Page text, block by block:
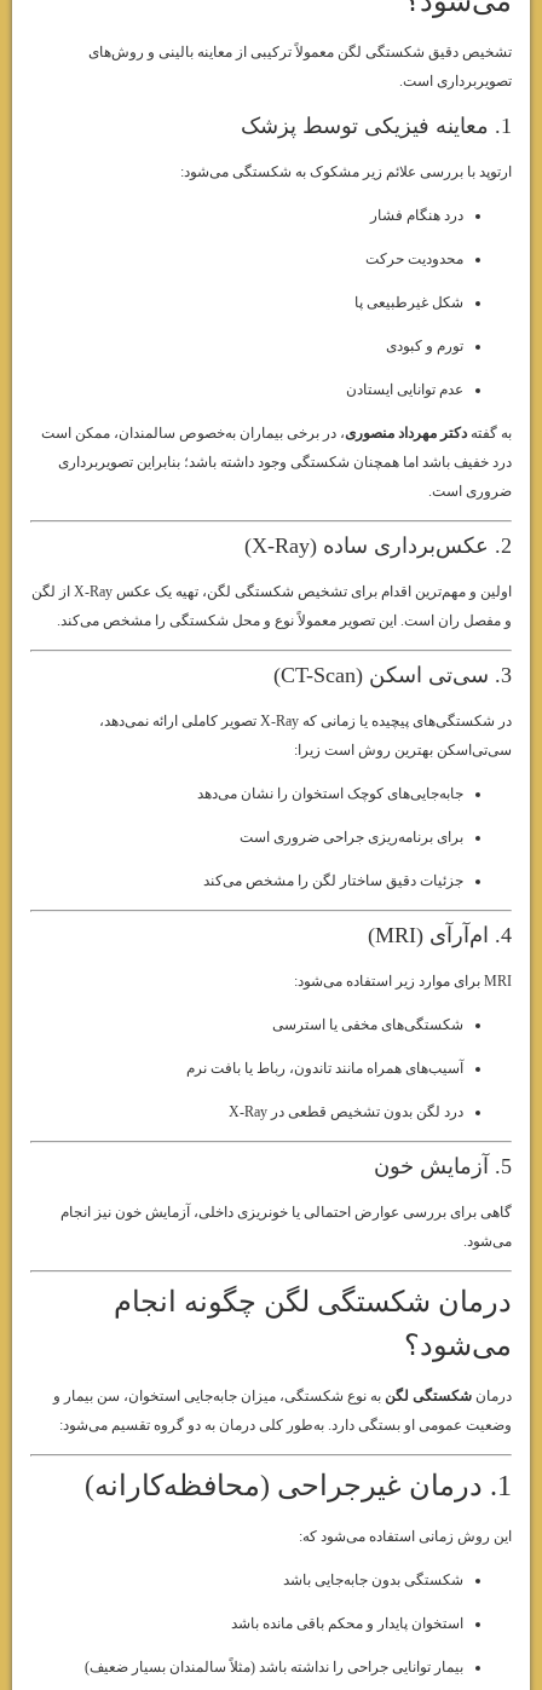
تشخیص دقیق شکستگی لگن معمولاً ترکیبی از معاینه بالینی و روش‌های
تصویربرداری است.
1. معاینه فیزیکی توسط پزشک
ارتوپد با بررسی علائم زیر مشکوک به شکستگی می‌شود:
درد هنگام فشار
محدودیت حرکت
شکل غیرطبیعی پا
تورم و کبودی
عدم توانایی ایستادن
به گفتهدکتر مهرداد منصوری، در برخی بیماران به‌خصوص سالمندان، ممکن است
درد خفیف باشد اما همچنان شکستگی وجود داشته باشد؛ بنابراین تصویربرداری
ضروری است.
2. عکس‌برداری ساده (X-Ray)
اولین و مهم‌ترین اقدام برای تشخیص شکستگی لگن، تهیه یک عکس X-Ray از لگن
و مفصل ران است. این تصویر معمولاً نوع و محل شکستگی را مشخص می‌کند.
3. سی‌تی اسکن (CT-Scan)
در شکستگی‌های پیچیده یا زمانی که X-Ray تصویر کاملی ارائه نمی‌دهد،
سی‌تی‌اسکن بهترین روش است زیرا:
جابه‌جایی‌های کوچک استخوان را نشان می‌دهد
برای برنامه‌ریزی جراحی ضروری است
جزئیات دقیق ساختار لگن را مشخص می‌کند
4. ام‌آرآی (MRI)
MRI برای موارد زیر استفاده می‌شود:
شکستگی‌های مخفی یا استرسی
آسیب‌های همراه مانند تاندون، رباط یا بافت نرم
درد لگن بدون تشخیص قطعی در X-Ray
5. آزمایش خون
گاهی برای بررسی عوارض احتمالی یا خونریزی داخلی، آزمایش خون نیز انجام
می‌شود.
درمان شکستگی لگن چگونه انجام
می‌شود؟
درمانشکستگی لگنبه نوع شکستگی، میزان جابه‌جایی استخوان، سن بیمار و
وضعیت عمومی او بستگی دارد. به‌طور کلی درمان به دو گروه تقسیم می‌شود:
1. درمان غیرجراحی (محافظه‌کارانه)
این روش زمانی استفاده می‌شود که:
شکستگی بدون جابه‌جایی باشد
استخوان پایدار و محکم باقی مانده باشد
بیمار توانایی جراحی را نداشته باشد (مثلاً سالمندان بسیار ضعیف)